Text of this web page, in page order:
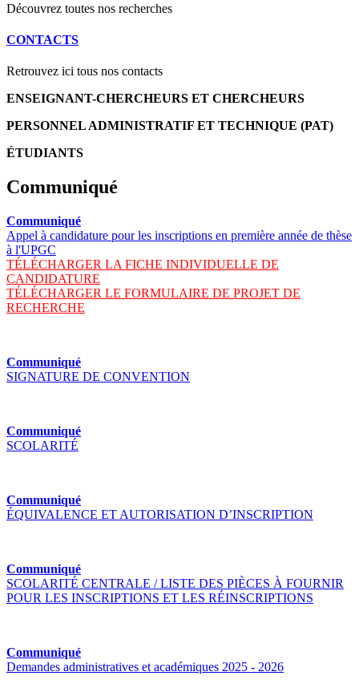
Découvrez toutes nos recherches
CONTACTS
Retrouvez ici tous nos contacts
ENSEIGNANT-CHERCHEURS ET CHERCHEURS
PERSONNEL ADMINISTRATIF ET TECHNIQUE (PAT)
ÉTUDIANTS
Communiqué
Communiqué
Appel à candidature pour les inscriptions en première année de thèse
à l'UPGC
TÉLÉCHARGER LA FICHE INDIVIDUELLE DE
CANDIDATURE
TÉLÉCHARGER LE FORMULAIRE DE PROJET DE
RECHERCHE
Communiqué
SIGNATURE DE CONVENTION
Communiqué
SCOLARITÉ
Communiqué
ÉQUIVALENCE ET AUTORISATION D’INSCRIPTION
Communiqué
SCOLARITÉ CENTRALE / LISTE DES PIÈCES À FOURNIR
POUR LES INSCRIPTIONS ET LES RÉINSCRIPTIONS
Communiqué
Demandes administratives et académiques 2025 - 2026